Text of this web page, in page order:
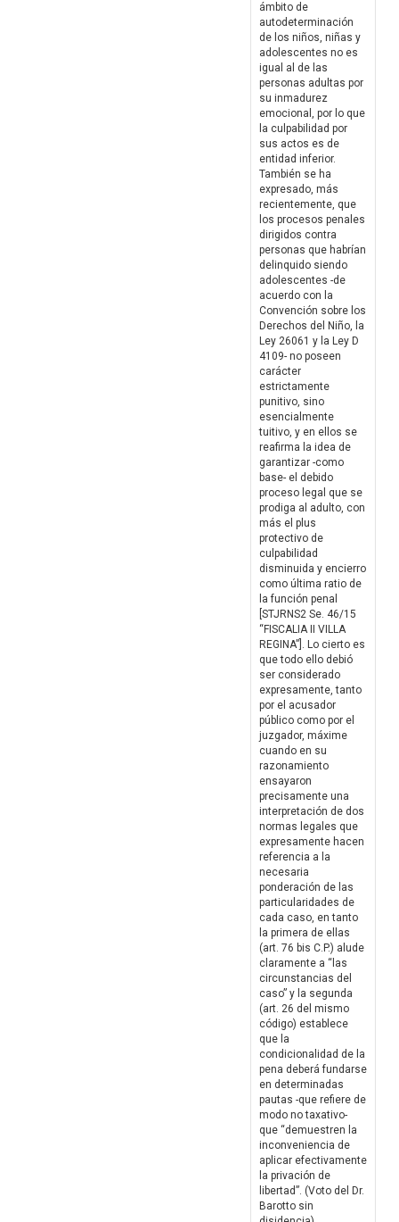
ámbito de
autodeterminación
de los niños, niñas y
adolescentes no es
igual al de las
personas adultas por
su inmadurez
emocional, por lo que
la culpabilidad por
sus actos es de
entidad inferior.
También se ha
expresado, más
recientemente, que
los procesos penales
dirigidos contra
personas que habrían
delinquido siendo
adolescentes -de
acuerdo con la
Convención sobre los
Derechos del Niño, la
Ley 26061 y la Ley D
4109- no poseen
carácter
estrictamente
punitivo, sino
esencialmente
tuitivo, y en ellos se
reafirma la idea de
garantizar -como
base- el debido
proceso legal que se
prodiga al adulto, con
más el plus
protectivo de
culpabilidad
disminuida y encierro
como última ratio de
la función penal
[STJRNS2 Se. 46/15
“FISCALIA II VILLA
REGINA”]. Lo cierto es
que todo ello debió
ser considerado
expresamente, tanto
por el acusador
público como por el
juzgador, máxime
cuando en su
razonamiento
ensayaron
precisamente una
interpretación de dos
normas legales que
expresamente hacen
referencia a la
necesaria
ponderación de las
particularidades de
cada caso, en tanto
la primera de ellas
(art. 76 bis C.P.) alude
claramente a “las
circunstancias del
caso” y la segunda
(art. 26 del mismo
código) establece
que la
condicionalidad de la
pena deberá fundarse
en determinadas
pautas -que refiere de
modo no taxativo-
que “demuestren la
inconveniencia de
aplicar efectivamente
la privación de
libertad”. (Voto del Dr.
Barotto sin